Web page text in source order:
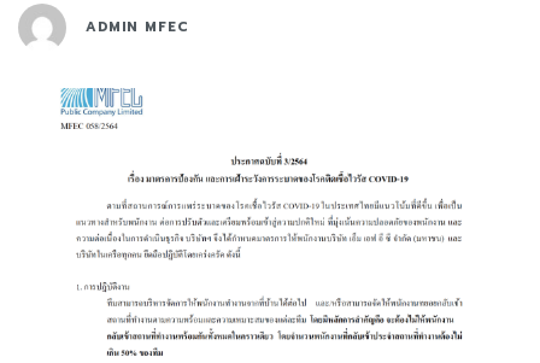
ADMIN MFEC